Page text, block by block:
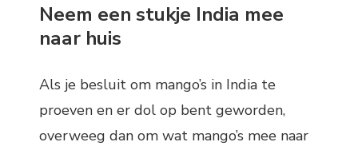
Neem een stukje India mee
naar huis
Als je besluit om mango’s in India te
proeven en er dol op bent geworden,
overweeg dan om wat mango’s mee naar